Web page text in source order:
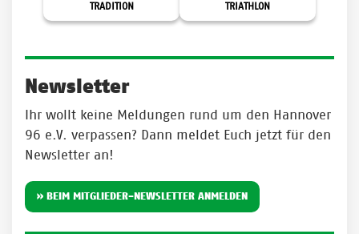
TRADITION TRIATHLON
Newsletter
Ihr wollt keine Meldungen rund um den Hannover
96 e.V. verpassen? Dann meldet Euch jetzt für den
Newsletter an!
» BEIM MITGLIEDER-NEWSLETTER ANMELDEN